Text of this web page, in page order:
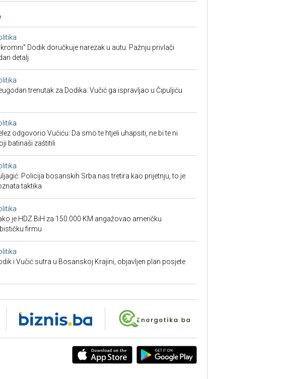
Dodik doručkuje narezak u autu: Pažnju privlači
detalj
trenutak za Dodika: Vučić ga ispravljao u Čipuljiću
odgovorio Vučiću: Da smo te htjeli uhapsiti, ne bi te ni
batinaši zaštitili
Policija bosanskih Srba nas tretira kao prijetnju, to je
taktika
je HDZ BiH za 150.000 KM angažovao američku
firmu
i Vučić sutra u Bosanskoj Krajini, objavljen plan posjete